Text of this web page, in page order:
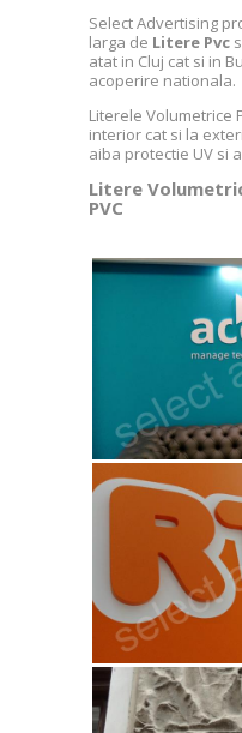
Select Advertising
larga de Litere Pvc
atat in Cluj cat si in
acoperire nationala.
Literele Volumetrice
interior cat si la
aiba protectie UV si
Litere
PVC